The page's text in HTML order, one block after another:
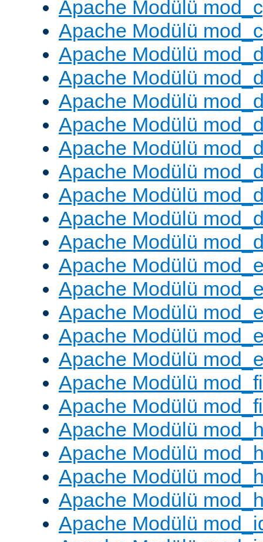
Apache Modülü
Apache Modülü
Apache Modülü
Apache Modülü
Apache Modülü
Apache Modülü
Apache Modülü
Apache Modülü
Apache Modülü
Apache Modülü
Apache Modülü
Apache Modülü
Apache Modülü
Apache Modülü
Apache Modülü
Apache Modülü
Apache Modülü
Apache Modülü
Apache Modülü
Apache Modülü
Apache Modülü
Apache Modülü
Apache Modülü